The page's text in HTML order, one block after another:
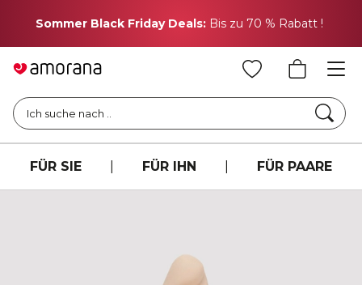
Sommer Black Friday Deals: Bis zu 70 % Rabatt !
Ich suche nach ..
FÜR SIE FÜR IHN FÜR PAARE